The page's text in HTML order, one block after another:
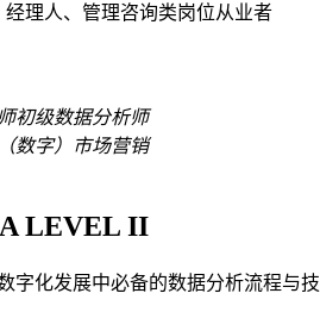
经理人、管理咨询类岗位从业者
初级数据分析师
数字）市场营销
LEVEL II
字化发展中必备的数据分析流程与